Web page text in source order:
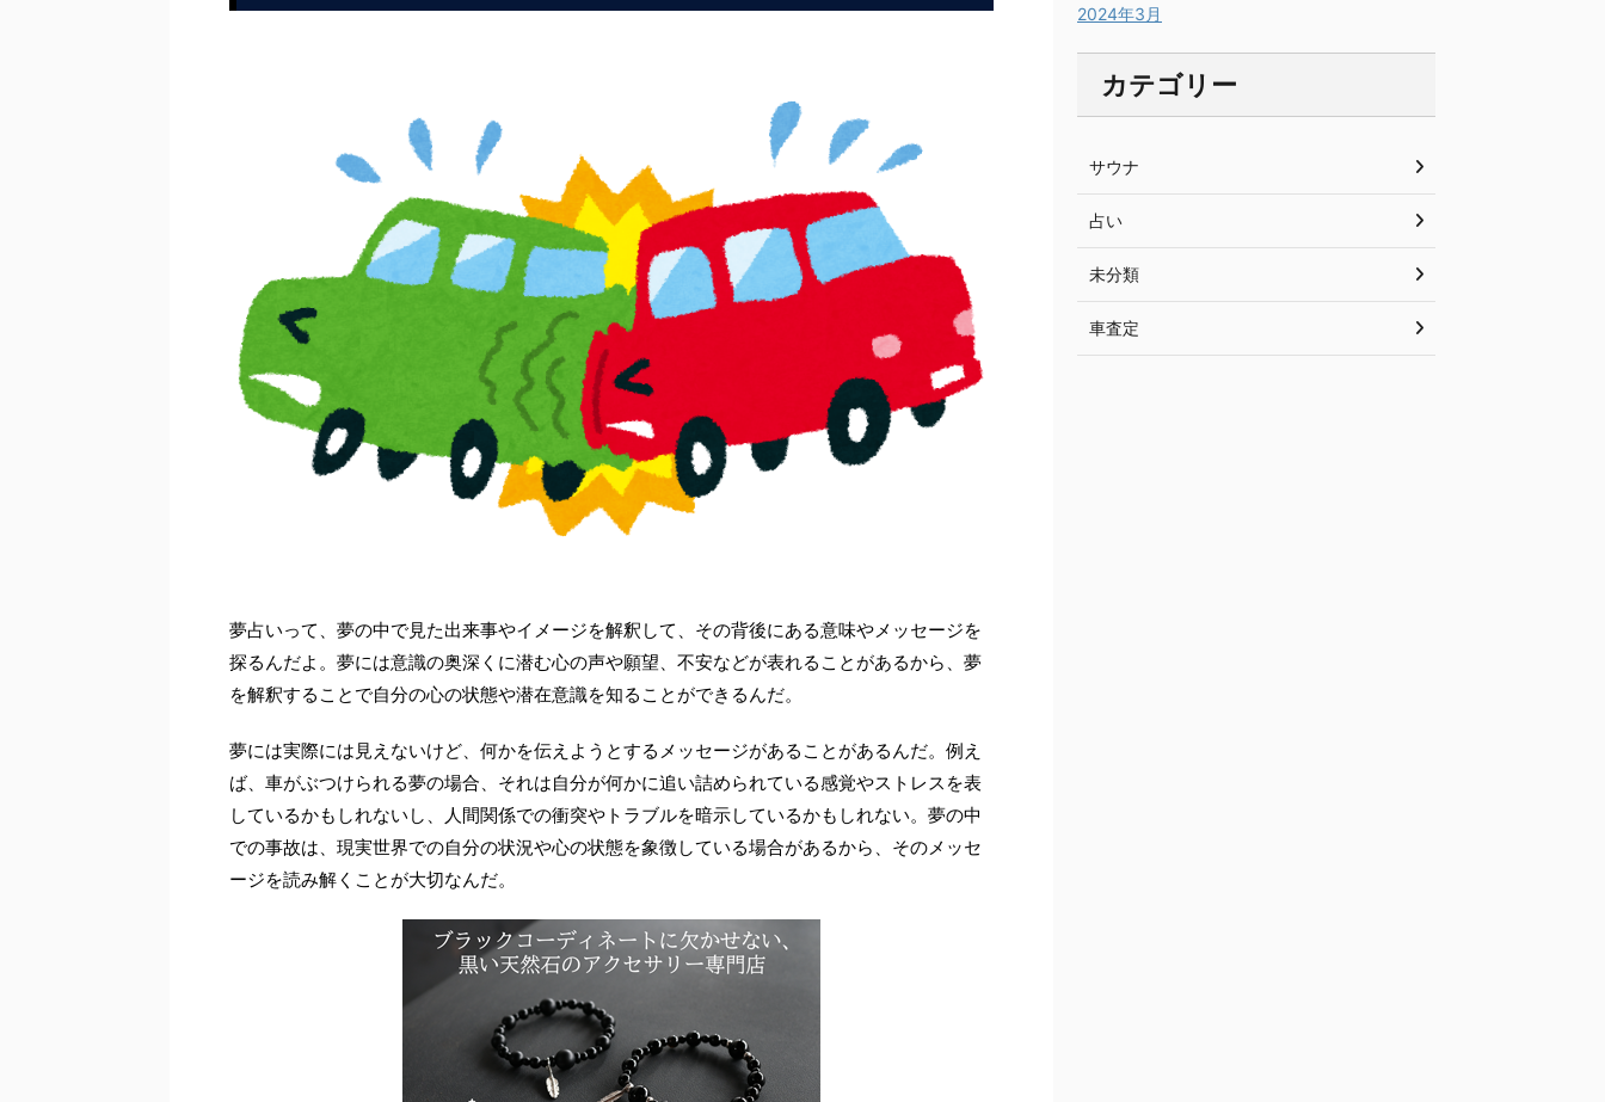
夢占いって、夢の中で見た出来事やイメージを解釈して、その背後にある意味やメッセージを
探るんだよ。夢には意識の奥深くに潜む心の声や願望、不安などが表れることがあるから、夢
を解釈することで自分の心の状態や潜在意識を知ることができるんだ。
夢には実際には見えないけど、何かを伝えようとするメッセージがあることがあるんだ。例え
ば、車がぶつけられる夢の場合、それは自分が何かに追い詰められている感覚やストレスを表
しているかもしれないし、人間関係での衝突やトラブルを暗示しているかもしれない。夢の中
での事故は、現実世界での自分の状況や心の状態を象徴している場合があるから、そのメッセ
ージを読み解くことが大切なんだ。
2024年3月
カテゴリー
サウナ
占い
未分類
車査定